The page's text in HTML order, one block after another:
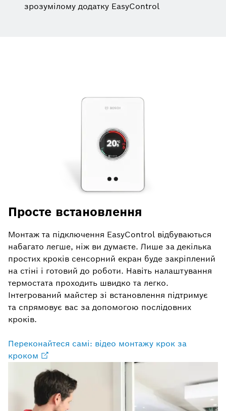
зрозумілому додатку EasyControl
Просте встановлення
Монтаж та підключення EasyControl відбуваються
набагато легше, ніж ви думаєте. Лише за декілька
простих кроків сенсорний екран буде закріплений
на стіні і готовий до роботи. Навіть налаштування
термостата проходить швидко та легко.
Інтегрований майстер зі встановлення підтримує
та спрямовує вас за допомогою послідовних
кроків.
Переконайтеся самі: відео монтажу крок за
кроком